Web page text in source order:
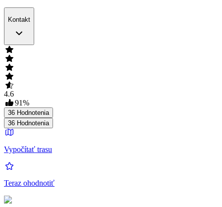
Kontakt
4.6
91%
36 Hodnotenia
36 Hodnotenia
Vypočítať trasu
Teraz ohodnotiť